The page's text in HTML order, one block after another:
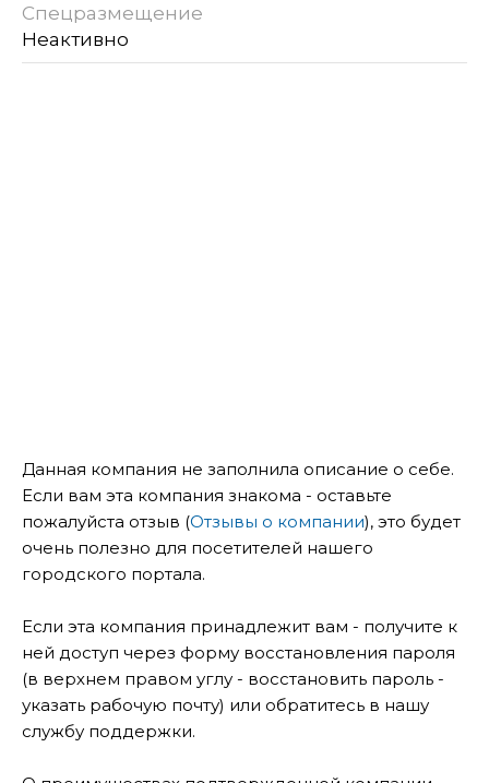
Спецразмещение
Неактивно
Данная компания не заполнила описание о себе.
Если вам эта компания знакома - оставьте
пожалуйста отзыв (Отзывы о компании), это будет
очень полезно для посетителей нашего
городского портала.
Если эта компания принадлежит вам - получите к
ней доступ через форму восстановления пароля
(в верхнем правом углу - восстановить пароль -
указать рабочую почту) или обратитесь в нашу
службу поддержки.